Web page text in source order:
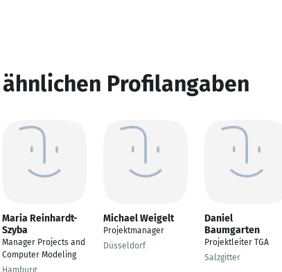
Profilangaben
Maria Reinhardt-
Szyba
Manager Projects and
Computer Modeling
Hamburg
Michael Weigelt
Projektmanager
Düsseldorf
Daniel
Baumgarten
Projektleiter TGA
Salzgitter